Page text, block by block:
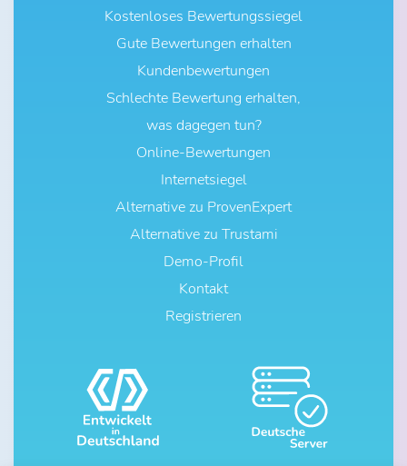
Kostenloses Bewertungssiegel
Gute Bewertungen erhalten
Kundenbewertungen
Schlechte Bewertung erhalten,
was dagegen tun?
Online-Bewertungen
Internetsiegel
Alternative zu ProvenExpert
Alternative zu Trustami
Demo-Profil
Kontakt
Registrieren